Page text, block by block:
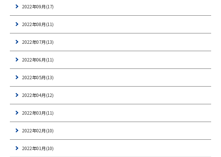
2022年09月(17)
2022年08月(11)
2022年07月(13)
2022年06月(11)
2022年05月(13)
2022年04月(12)
2022年03月(11)
2022年02月(10)
2022年01月(10)